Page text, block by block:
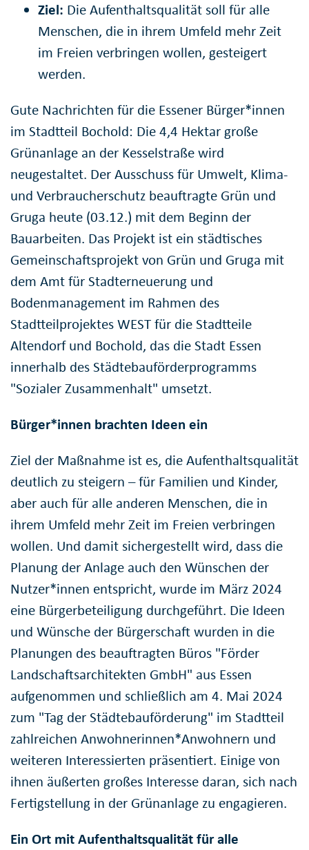
Ziel: Die Aufenthaltsqualität soll für alle
Menschen, die in ihrem Umfeld mehr Zeit
im Freien verbringen wollen, gesteigert
werden.
Gute Nachrichten für die Essener Bürger*innen
im Stadtteil Bochold: Die 4,4 Hektar große
Grünanlage an der Kesselstraße wird
neugestaltet. Der Ausschuss für Umwelt, Klima-
und Verbraucherschutz beauftragte Grün und
Gruga heute (03.12.) mit dem Beginn der
Bauarbeiten. Das Projekt ist ein städtisches
Gemeinschaftsprojekt von Grün und Gruga mit
dem Amt für Stadterneuerung und
Bodenmanagement im Rahmen des
Stadtteilprojektes WEST für die Stadtteile
Altendorf und Bochold, das die Stadt Essen
innerhalb des Städtebauförderprogramms
"Sozialer Zusammenhalt" umsetzt.
Bürger*innen brachten Ideen ein
Ziel der Maßnahme ist es, die Aufenthaltsqualität
deutlich zu steigern – für Familien und Kinder,
aber auch für alle anderen Menschen, die in
ihrem Umfeld mehr Zeit im Freien verbringen
wollen. Und damit sichergestellt wird, dass die
Planung der Anlage auch den Wünschen der
Nutzer*innen entspricht, wurde im März 2024
eine Bürgerbeteiligung durchgeführt. Die Ideen
und Wünsche der Bürgerschaft wurden in die
Planungen des beauftragten Büros "Förder
Landschaftsarchitekten GmbH" aus Essen
aufgenommen und schließlich am 4. Mai 2024
zum "Tag der Städtebauförderung" im Stadtteil
zahlreichen Anwohnerinnen*Anwohnern und
weiteren Interessierten präsentiert. Einige von
ihnen äußerten großes Interesse daran, sich nach
Fertigstellung in der Grünanlage zu engagieren.
Ein Ort mit Aufenthaltsqualität für alle